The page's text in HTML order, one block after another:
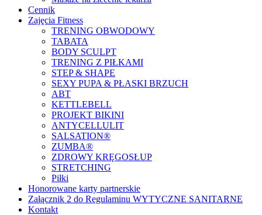
Cennik
Zajęcia Fitness
TRENING OBWODOWY
TABATA
BODY SCULPT
TRENING Z PIŁKAMI
STEP & SHAPE
SEXY PUPA & PŁASKI BRZUCH
ABT
KETTLEBELL
PROJEKT BIKINI
ANTYCELLULIT
SALSATION®
ZUMBA®
ZDROWY KRĘGOSŁUP
STRETCHING
Piłki
Honorowane karty partnerskie
Załącznik 2 do Regulaminu WYTYCZNE SANITARNE
Kontakt